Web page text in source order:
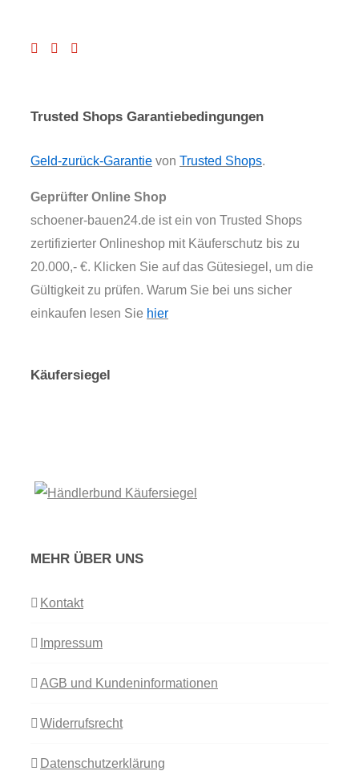
Trusted Shops Garantiebedingungen
Geld-zurück-Garantie von Trusted Shops.
Geprüfter Online Shop
schoener-bauen24.de ist ein von Trusted Shops
zertifizierter Onlineshop mit Käuferschutz bis zu
20.000,- €. Klicken Sie auf das Gütesiegel, um die
Gültigkeit zu prüfen. Warum Sie bei uns sicher
einkaufen lesen Sie hier
Käufersiegel
MEHR ÜBER UNS
Kontakt
Impressum
AGB und Kundeninformationen
Widerrufsrecht
Datenschutzerklärung